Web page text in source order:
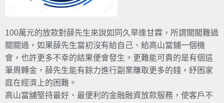
100萬元的放款對薛先生來說如同久旱逢甘霖，所謂關關難過
關關過，如果薛先生當初沒有給自己、給高山當鋪一個機
會，也許更多不幸的結果便會發生。更難能可貴的是有個這
筆周轉金，薛先生能有餘力進行副業賺取更多的錢，紓困家
庭在經濟上的困難。
高山當舖堅持最好、最便利的金融融資放款服務，使客戶不